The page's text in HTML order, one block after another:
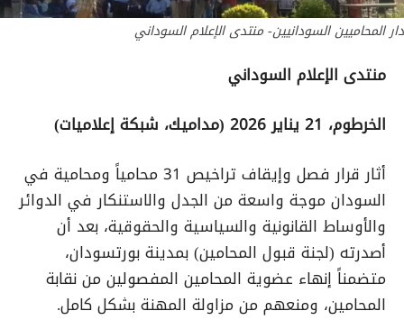
دار المحاميين السودانيين- منتدى الإعلام السوداني
منتدى الإعلام السوداني
الخرطوم، 21 يناير 2026 (مداميك، شبكة إعلاميات)
أثار قرار فصل وإيقاف تراخيص 31 محامياً ومحامية في
السودان موجة واسعة من الجدل والاستنكار في الدوائر
والأوساط القانونية والسياسية والحقوقية، بعد أن
أصدرته (لجنة قبول المحامين) بمدينة بورتسودان،
متضمناً إنهاء عضوية المحامين المفصولين من نقابة
المحامين، ومنعهم من مزاولة المهنة بشكل كامل.